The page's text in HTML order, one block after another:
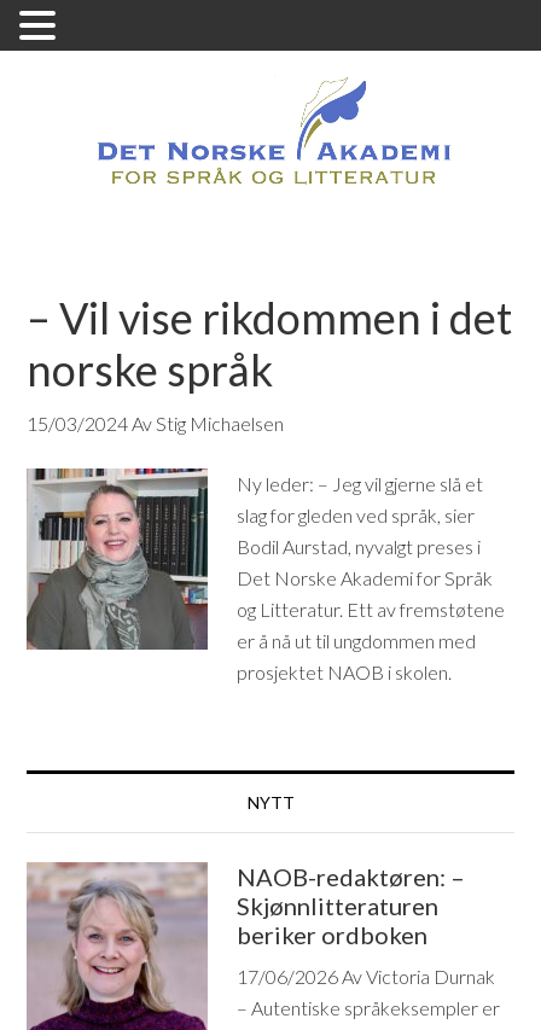
– Vil vise rikdommen i det
norske språk
15/03/2024Av Stig Michaelsen
Ny leder: – Jeg vil gjerne slå et
slag for gleden ved språk, sier
Bodil Aurstad, nyvalgt preses i
Det Norske Akademi for Språk
og Litteratur. Ett av fremstøtene
er å nå ut til ungdommen med
prosjektet NAOB i skolen.
NYTT
NAOB-redaktøren: –
Skjønnlitteraturen
beriker ordboken
17/06/2026Av Victoria Durnak
– Autentiske språkeksempler er